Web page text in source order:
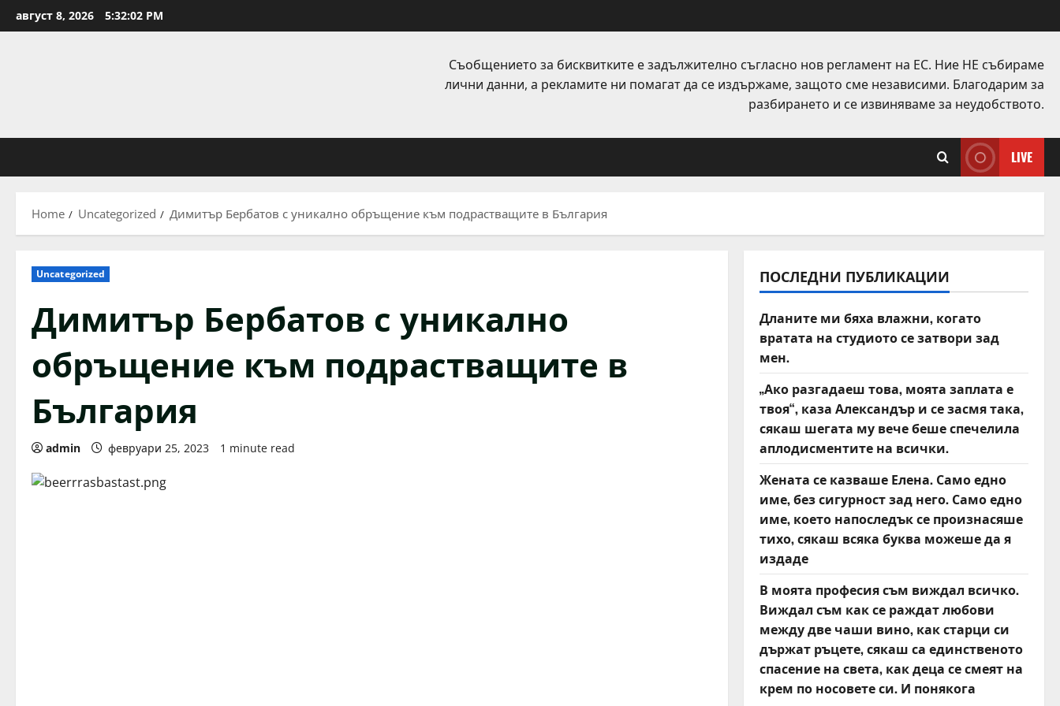
to
август 8, 2026 5:32:03 PM
Съобщението за бисквитките е задължително съгласно нов регламент на ЕС. Ние НЕ събираме
лични данни, а рекламите ни помагат да се издържаме, защото сме независими. Благодарим за
разбирането и се извиняваме за неудобството.
LIVE
Home Uncategorized Димитър Бербатов с уникално обръщение към подрастващите в България
Uncategorized
Димитър Бербатов с уникално
обръщение към подрастващите в
България
admin февруари 25, 2023 1 minute read
ПОСЛЕДНИ ПУБЛИКАЦИИ
Дланите ми бяха влажни, когато
вратата на студиото се затвори зад
мен.
„Ако разгадаеш това, моята заплата е
твоя“, каза Александър и се засмя така,
сякаш шегата му вече беше спечелила
аплодисментите на всички.
Жената се казваше Елена. Само едно
име, без сигурност зад него. Само едно
име, което напоследък се произнасяше
тихо, сякаш всяка буква можеше да я
издаде
В моята професия съм виждал всичко.
Виждал съм как се раждат любови
между две чаши вино, как старци си
държат ръцете, сякаш са единственото
спасение на света, как деца се смеят на
крем по носовете си. И понякога